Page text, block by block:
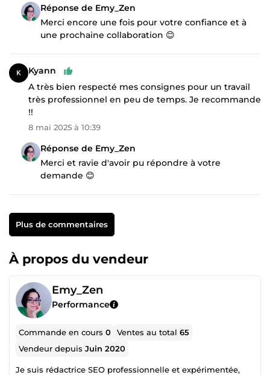
Réponse de Emy_Zen
Merci encore une fois pour votre confiance et à
une prochaine collaboration 😊
Kyann
A très bien respecté mes consignes pour un travail
très professionnel en peu de temps. Je recommande
!!
8 mai 2025 à 10:39
Réponse de Emy_Zen
Merci et ravie d'avoir pu répondre à votre
demande 😊
Plus de commentaires
À propos du vendeur
Emy_Zen
Performance
Commande en cours0 Ventes au total65
Vendeur depuisJuin 2020
Je suis rédactrice SEO professionnelle et expérimentée,